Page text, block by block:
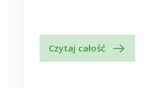
Czytaj całość